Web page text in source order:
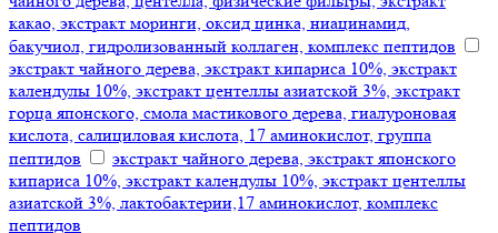
какао, экстракт моринги, оксид цинка, ниацинамид,
бакучиол, гидролизованный коллаген, комплекс пептидов
экстракт чайного дерева, экстракт кипариса 10%, экстракт
календулы 10%, экстракт центеллы азиатской 3%, экстракт
горца японского, смола мастикового дерева, гиалуроновая
кислота, салициловая кислота, 17 аминокислот, группа
пептидов
экстракт чайного дерева, экстракт японского
кипариса 10%, экстракт календулы 10%, экстракт центеллы
азиатской 3%, лактобактерии,17 аминокислот, комплекс
пептидов